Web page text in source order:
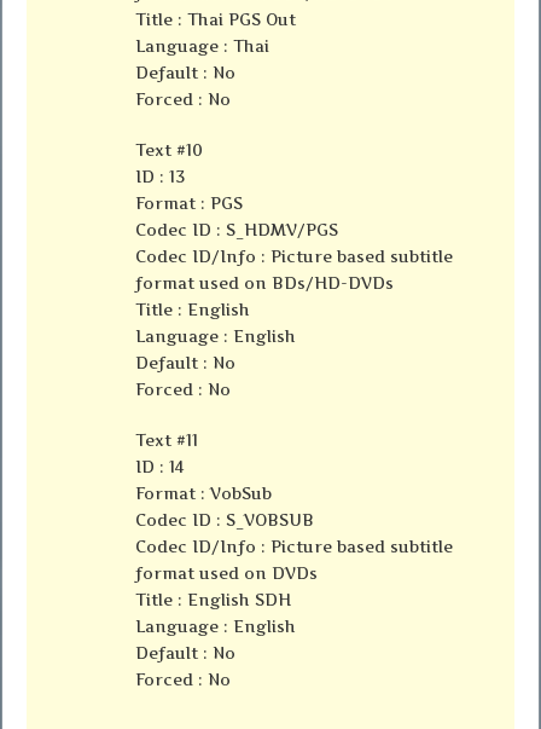
Title : Thai PGS Out
Language : Thai
Default : No
Forced : No
Text #10
ID : 13
Format : PGS
Codec ID : S_HDMV/PGS
Codec ID/Info : Picture based subtitle
format used on BDs/HD-DVDs
Title : English
Language : English
Default : No
Forced : No
Text #11
ID : 14
Format : VobSub
Codec ID : S_VOBSUB
Codec ID/Info : Picture based subtitle
format used on DVDs
Title : English SDH
Language : English
Default : No
Forced : No